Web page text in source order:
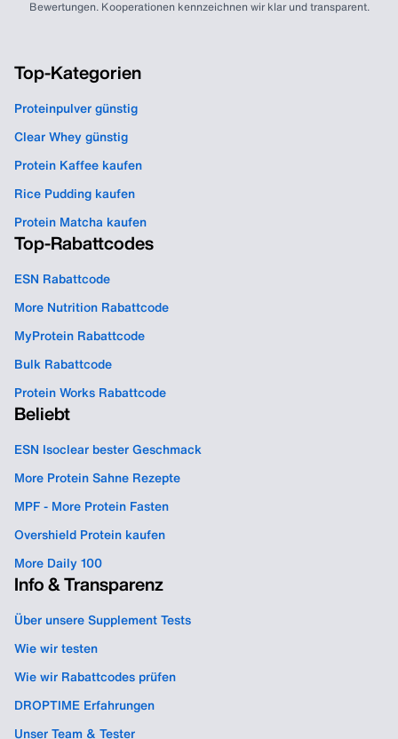
Bewertungen. Kooperationen kennzeichnen wir klar und transparent.
Top-Kategorien
Proteinpulver günstig
Clear Whey günstig
Protein Kaffee kaufen
Rice Pudding kaufen
Protein Matcha kaufen
Top-Rabattcodes
ESN Rabattcode
More Nutrition Rabattcode
MyProtein Rabattcode
Bulk Rabattcode
Protein Works Rabattcode
Beliebt
ESN Isoclear bester Geschmack
More Protein Sahne Rezepte
MPF - More Protein Fasten
Overshield Protein kaufen
More Daily 100
Info & Transparenz
Über unsere Supplement Tests
Wie wir testen
Wie wir Rabattcodes prüfen
DROPTIME Erfahrungen
Unser Team & Tester